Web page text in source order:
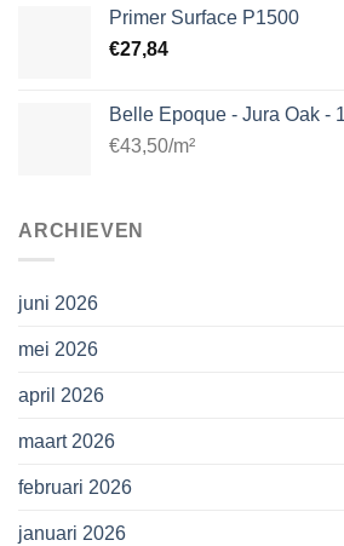
Primer Surface P1500
€27,84
Belle Epoque - Jura Oak -
€43,50/m²
ARCHIEVEN
juni 2026
mei 2026
april 2026
maart 2026
februari 2026
januari 2026